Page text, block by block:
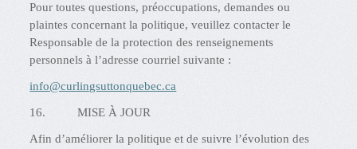
Pour toutes questions, préoccupations, demandes ou
plaintes concernant la politique, veuillez contacter le
Responsable de la protection des renseignements
personnels à l’adresse courriel suivante :
info@curlingsuttonquebec.ca
16. MISE À JOUR
Afin d’améliorer la politique et de suivre l’évolution des